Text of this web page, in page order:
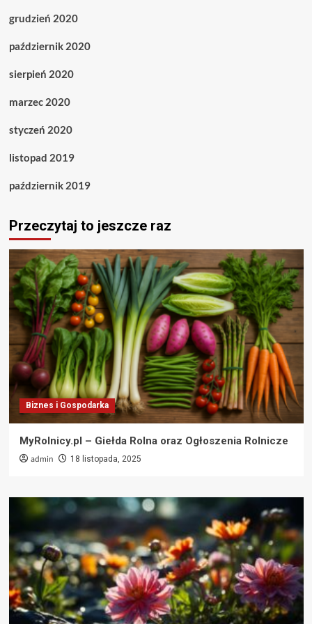
grudzień 2020
październik 2020
sierpień 2020
marzec 2020
styczeń 2020
listopad 2019
październik 2019
Przeczytaj to jeszcze raz
Biznes i Gospodarka
MyRolnicy.pl – Giełda Rolna oraz Ogłoszenia Rolnicze
admin 18 listopada, 2025